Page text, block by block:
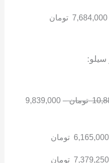
7,684,000 تومان
تومان –
9,839,000
6,165,000 تومان
7,379,250 تومان